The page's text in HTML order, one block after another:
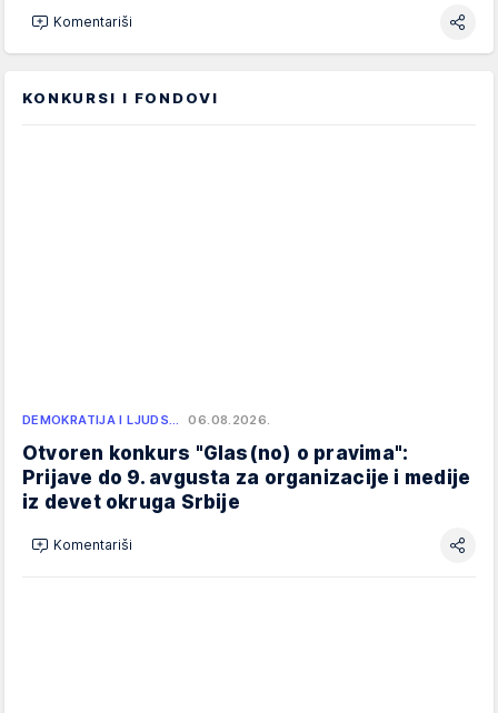
Komentariši
KONKURSI I FONDOVI
DEMOKRATIJA I LJUDS… 06.08.2026.
Otvoren konkurs "Glas(no) o pravima":
Prijave do 9. avgusta za organizacije i medije
iz devet okruga Srbije
Komentariši